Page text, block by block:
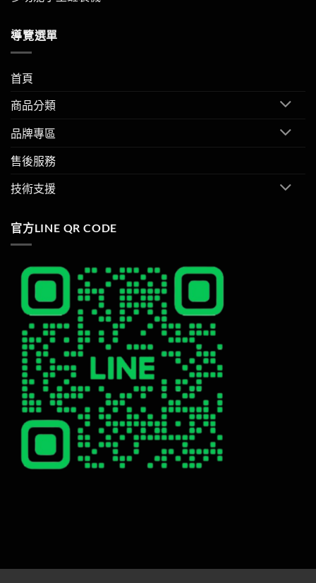
導覽選單
首頁
商品分類
品牌專區
售後服務
技術支援
官方LINE QR CODE